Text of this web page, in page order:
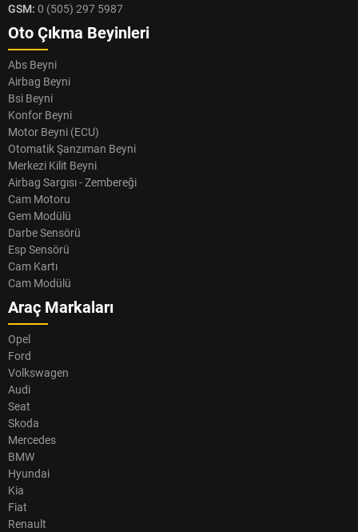
GSM: 0 (505) 297 5987
Oto Çıkma Beyinleri
Abs Beyni
Airbag Beyni
Bsi Beyni
Konfor Beyni
Motor Beyni (ECU)
Otomatik Şanzıman Beyni
Merkezi Kilit Beyni
Airbag Sargısı - Zembereği
Cam Motoru
Gem Modülü
Darbe Sensörü
Esp Sensörü
Cam Kartı
Cam Modülü
Araç Markaları
Opel
Ford
Volkswagen
Audi
Seat
Skoda
Mercedes
BMW
Hyundai
Kia
Fiat
Renault